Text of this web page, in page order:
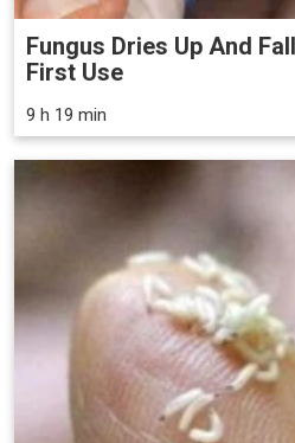
Fungus Dries Up And
First Use
9 h 19 min